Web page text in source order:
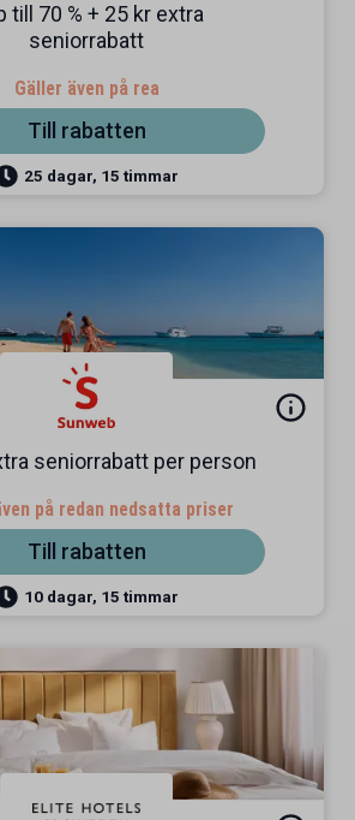
till 70 % + 25 kr extra
seniorrabatt
Gäller även på rea
Till rabatten
25 dagar, 15 timmar
seniorrabatt per person
på redan nedsatta priser
Till rabatten
10 dagar, 15 timmar